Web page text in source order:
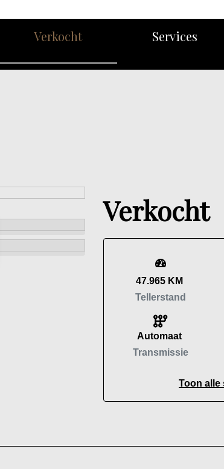
Verkocht Services
Verkocht
47.965 KM
Tellerstand
Automaat
Transmissie
Toon alle